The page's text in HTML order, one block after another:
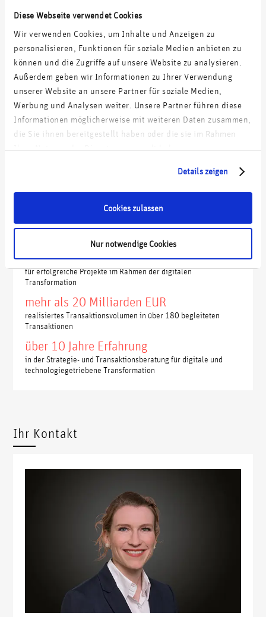
Diese Webseite verwendet Cookies
Wir verwenden Cookies, um Inhalte und Anzeigen zu
personalisieren, Funktionen für soziale Medien anbieten zu
können und die Zugriffe auf unsere Website zu analysieren.
Außerdem geben wir Informationen zu Ihrer Verwendung
unserer Website an unsere Partner für soziale Medien,
Werbung und Analysen weiter. Unsere Partner führen diese
Informationen möglicherweise mit weiteren Daten zusammen,
die Sie ihnen bereitgestellt haben oder die sie im Rahmen
Ihrer Nutzung der Dienste gesammelt haben.
Details zeigen
Cookies zulassen
Nur notwendige Cookies
Digitale Roadmap für einen Standort-Logistiker
Digitalstrategie und Umsetzungs-Roadmap für einen
Energieversorger
Digitalstrategie für einen mittelständischen Marktführer in
Haustechnik-Lösungen
55 Experten/Expertinnen
mit unterschiedlichster Spezialisierung
mehr als 750 Referenzen
für erfolgreiche Projekte im Rahmen der digitalen
Transformation
mehr als 20 Milliarden EUR
realisiertes Transaktionsvolumen in über 180 begleiteten
Transaktionen
über 10 Jahre Erfahrung
in der Strategie- und Transaktionsberatung für digitale und
technologiegetriebene Transformation
Ihr Kontakt